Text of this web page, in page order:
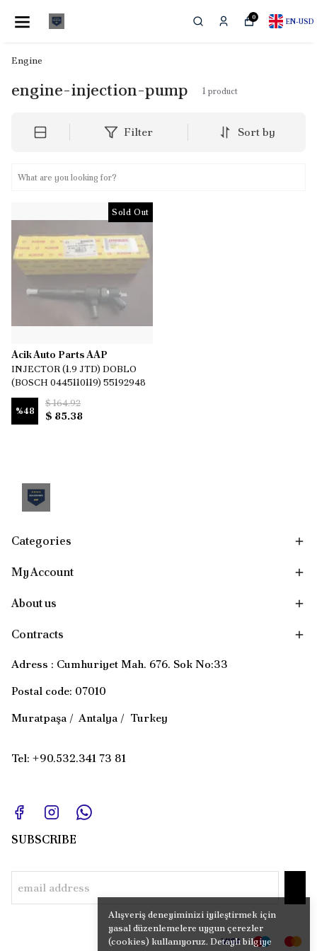
0 EN-USD
Alışveriş deneyiminizi iyileştirmek için
yasal düzenlemelere uygun çerezler
(cookies) kullanıyoruz. Detaylı bilgiye
Engine
engine-injection-pump 1 product
Filter Sort by
Sold Out
Acik Auto Parts AAP
INJECTOR (1.9 JTD) DOBLO
(BOSCH 0445110119) 55192948
%48
$ 164.92
$ 85.38
Categories
My Account
About us
Contracts
Adress : Cumhuriyet Mah. 676. Sok No:33
Postal code: 07010
Muratpaşa / Antalya / Turkey
Tel: +90.532.341 73 81
SUBSCRIBE